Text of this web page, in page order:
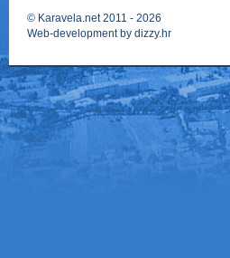
© Karavela.net2011 - 2026
Web-development by dizzy.hr